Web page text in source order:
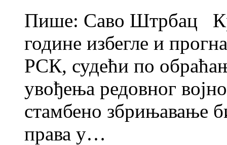
Пише: Саво Штрбац
године избегле и
РСК, судећи по
увођења редовног
стамбено збрињавање
права у…